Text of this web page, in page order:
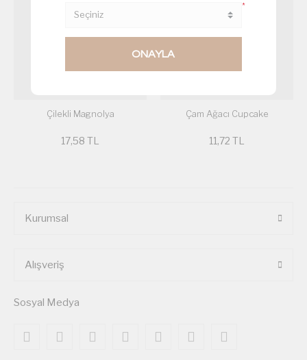
Çilekli Magnolya
17,58 TL
Çam Ağacı Cupcake
11,72 TL
Kurumsal
Alışveriş
Sosyal Medya
*
ONAYLA